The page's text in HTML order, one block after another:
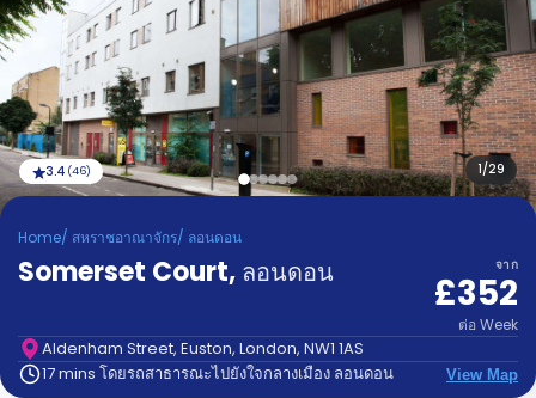
Booking
Accommodation
About
us
Blog
Refer
And
Earn
Become
Partner
Help
Contact
us
How
1/29
3.4 (46)
Home/ สหราชอาณาจักร/ ลอนดอน
Somerset Court, ลอนดอน จาก
£352
ต่อ Week
Aldenham Street, Euston, London, NW1 1AS
17 mins โดยรถสาธารณะไปยังใจกลางเมือง ลอนดอน
View Map